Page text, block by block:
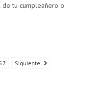
de tu cumpleañero o
Siguiente